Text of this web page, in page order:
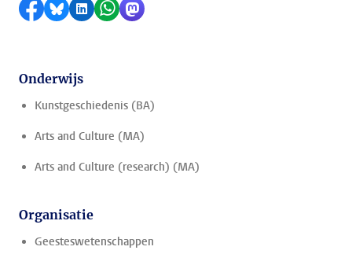
Delen op Facebook
Delen via Bluesky
Delen op LinkedIn
Delen via WhatsApp
Delen via Mastodon
Onderwijs
Kunstgeschiedenis (BA)
Arts and Culture (MA)
Arts and Culture (research) (MA)
Organisatie
Geesteswetenschappen